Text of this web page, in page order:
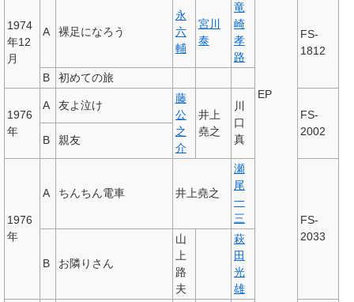
EP
1974
年12
月
A 裸足になろう
永
六
輔
宮川
泰
竜
崎
孝
路
FS-
1812
B 初めての旅
1976
年
A 友よ泣け
藤
公
之
介
井上
堯之
川
口
真
FS-
2002
B 親友
1976
年
A ちんちん電車 井上堯之
瀬
尾
一
三
FS-
2033
B お隣りさん
山
上
路
夫
萩
田
光
雄